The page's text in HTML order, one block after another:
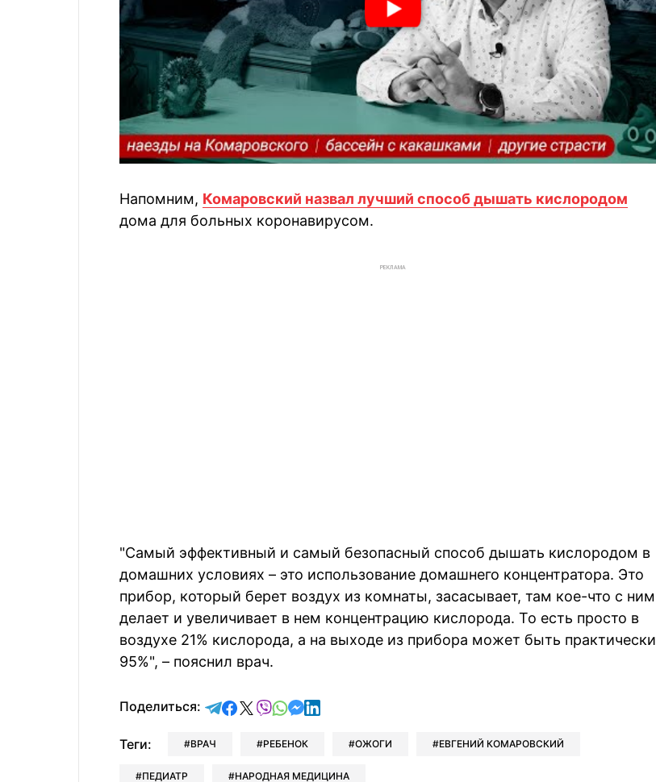
Напомним, Комаровский назвал лучший способ дышать кислородом
дома для больных коронавирусом.
РЕКЛАМА
"Самый эффективный и самый безопасный способ дышать кислородом в
домашних условиях – это использование домашнего концентратора. Это
прибор, который берет воздух из комнаты, засасывает, там кое-что с ним
делает и увеличивает в нем концентрацию кислорода. То есть просто в
воздухе 21% кислорода, а на выходе из прибора может быть практически
95%", – пояснил врач.
Поделиться: отправить в Telegram
поделиться в Facebook
поделиться в X
отправить в Viber
отправить в Whatsapp
отправить в Messenger
отправить в LinkedIn
Теги: ВРАЧ РЕБЕНОК ОЖОГИ ЕВГЕНИЙ КОМАРОВСКИЙ
ПЕДИАТР НАРОДНАЯ МЕДИЦИНА